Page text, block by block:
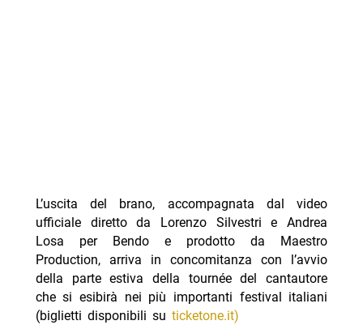
L’uscita del brano, accompagnata dal video
ufficiale diretto da Lorenzo Silvestri e Andrea
Losa per Bendo e prodotto da Maestro
Production, arriva in concomitanza con l’avvio
della parte estiva della tournée del cantautore
che si esibirà nei più importanti festival italiani
(biglietti disponibili su ticketone.it)